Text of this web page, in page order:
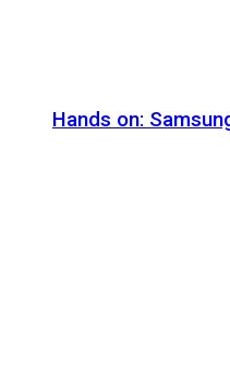
Hands on: